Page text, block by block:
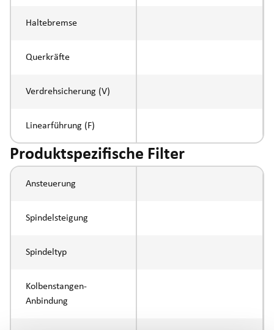
Haltebremse
Querkräfte
Verdrehsicherung (V)
Linearführung (F)
Produktspezifische Filter
Ansteuerung
Spindelsteigung
Spindeltyp
Kolbenstangen-
Anbindung